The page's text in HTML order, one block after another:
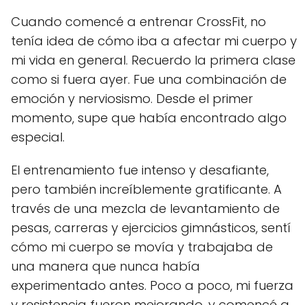
Cuando comencé a entrenar CrossFit, no
tenía idea de cómo iba a afectar mi cuerpo y
mi vida en general. Recuerdo la primera clase
como si fuera ayer. Fue una combinación de
emoción y nerviosismo. Desde el primer
momento, supe que había encontrado algo
especial.
El entrenamiento fue intenso y desafiante,
pero también increíblemente gratificante. A
través de una mezcla de levantamiento de
pesas, carreras y ejercicios gimnásticos, sentí
cómo mi cuerpo se movía y trabajaba de
una manera que nunca había
experimentado antes. Poco a poco, mi fuerza